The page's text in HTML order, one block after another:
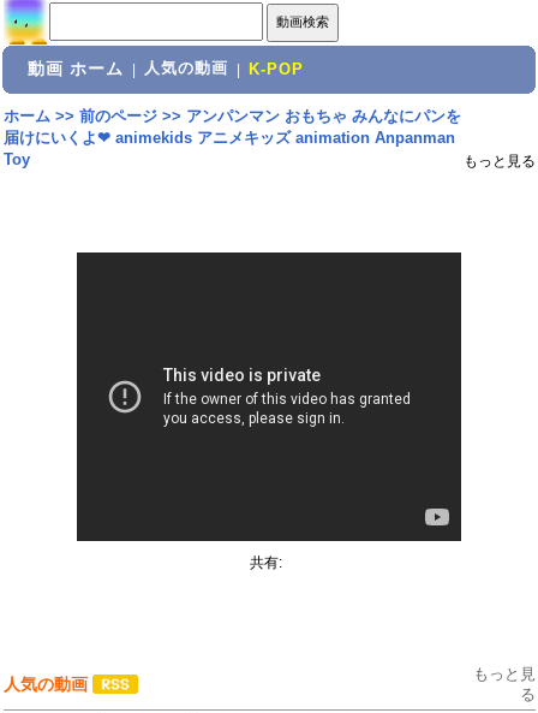
動画 ホーム 人気の動画 K-POP
ホーム>> 前のページ>> アンパンマン おもちゃ みんなにパンを
届けにいくよ❤ animekids アニメキッズ animation Anpanman
Toy
もっと見る
共有:
人気の動画
もっと見
る